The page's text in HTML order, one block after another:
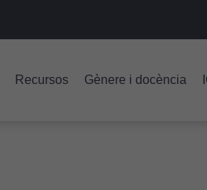
Recursos Gènere i docència